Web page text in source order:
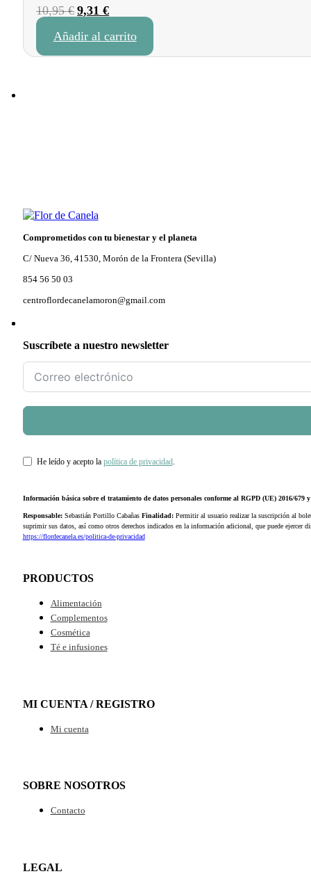
10,95€ El
original
9,31€El
actual
Añadir al carrito
Comprometidos con tu bienestar y el planeta
C/ Nueva 36, 41530, Morón de la Frontera (Sevilla)
854 56 50 03
centroflordecanelamoron@gmail.com
Suscríbete a nuestro newsletter
He leído y acepto la política de privacidad.
Información básica sobre el tratamiento de datos personales conforme al RGPD (UE) 2016/679
Responsable:Sebastián Portillo Cabañas Finalidad:Permitir al usuario realizar la suscripción al
suprimir sus datos, así como otros derechos indicados en la información adicional, que puede
https://flordecanela.es/politica-de-privacidad
PRODUCTOS
Alimentación
Complementos
Cosmética
Té e infusiones
MI CUENTA / REGISTRO
Mi cuenta
SOBRE NOSOTROS
Contacto
LEGAL